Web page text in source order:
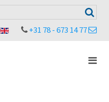
+31 78 - 673 14 77